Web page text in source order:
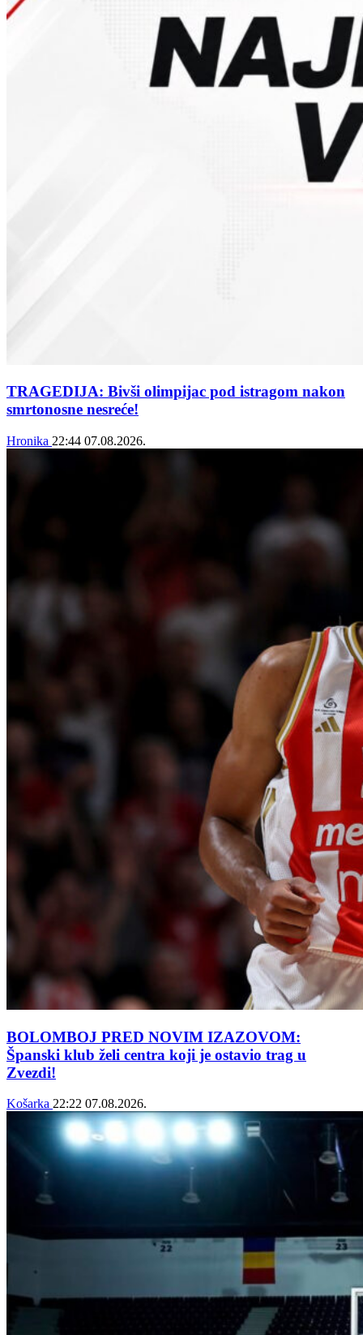
TRAGEDIJA: Bivši olimpijac pod istragom nakon
smrtonosne nesreće!
Hronika 22:44 07.08.2026.
BOLOMBOJ PRED NOVIM IZAZOVOM:
Španski klub želi centra koji je ostavio trag u
Zvezdi!
Košarka 22:22 07.08.2026.